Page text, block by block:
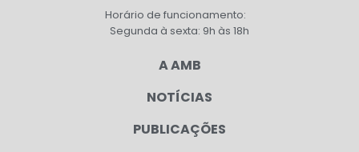
Horário de funcionamento:
Segunda à sexta: 9h às 18h
A AMB
NOTÍCIAS
PUBLICAÇÕES